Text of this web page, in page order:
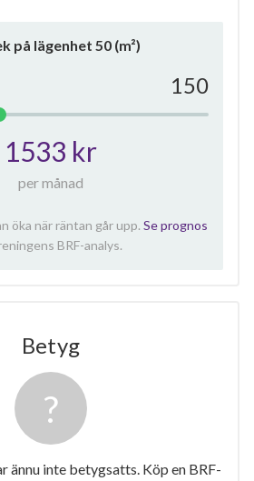
på lägenhet 50 (m²)
150
1533 kr
per månad
öka när räntan går upp. Se prognos
BRF-analys.
Betyg
ännu inte betygsatts. Köp en BRF-